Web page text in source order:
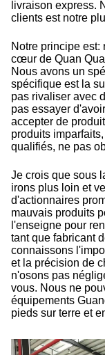
livraison express.
clients est notre
Notre principe est:
cœur de Quan
Nous avons un
spécifique est la
pas rivaliser avec
pas essayer
accepter de
produits
qualifiés, ne pas
Je crois que sous
irons plus loin et
d'actionnaires
mauvais produits
l'enseigne pour
tant que fabricant
connaissons
et la précision de
n'osons pas
vous. Nous ne
équipements
pieds sur terre et